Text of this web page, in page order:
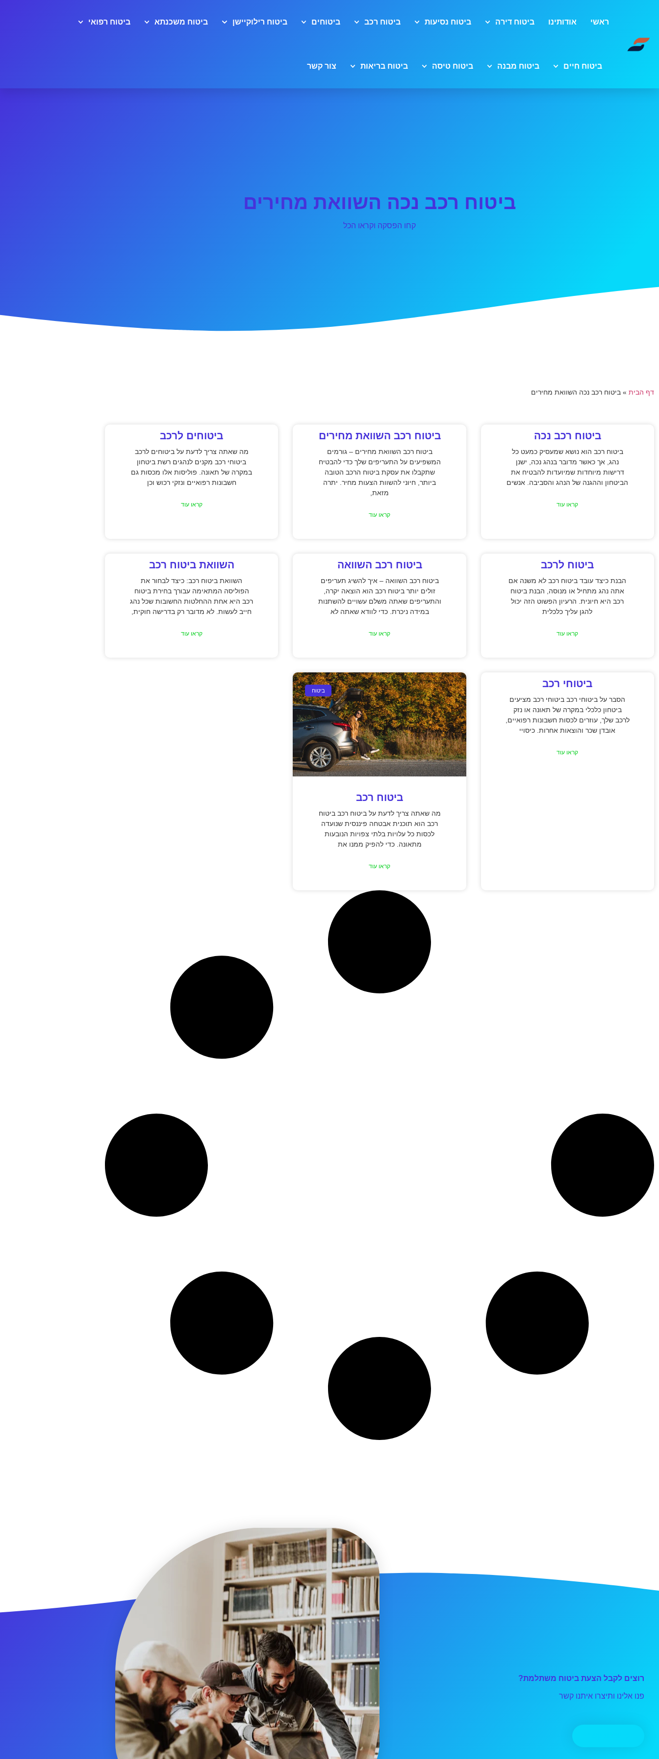
ראשי אודותינו ביטוח דירה ביטוח נסיעות ביטוח רכב ביטוחים ביטוח רילוקיישן ביטוח משכנתא ביטוח רפואי
ביטוח חיים ביטוח מבנה ביטוח טיסה ביטוח בריאות צור קשר
ביטוח רכב נכה השוואת מחירים
קחו הפסקה וקראו הכל
דף הבית » ביטוח רכב נכה השוואת מחירים
ביטוח רכב נכה
ביטוח רכב הוא נושא שמעסיק כמעט כל
נהג, אך כאשר מדובר בנהג נכה, ישנן
דרישות מיוחדות שמיועדות להבטיח את
הביטחון וההגנה של הנהג והסביבה. אנשים
קראו עוד
ביטוח רכב השוואת מחירים
ביטוח רכב השוואת מחירים – גורמים
המשפיעים על התעריפים שלך כדי להבטיח
שתקבלו את עסקת ביטוח הרכב הטובה
ביותר, חיוני להשוות הצעות מחיר. יתרה
מזאת,
קראו עוד
ביטוחים לרכב
מה שאתה צריך לדעת על ביטוחים לרכב
ביטוחי רכב מקנים לנהגים רשת ביטחון
במקרה של תאונה. פוליסות אלו מכסות גם
חשבונות רפואיים ונזקי רכוש וכן
קראו עוד
ביטוח לרכב
הבנת כיצד עובד ביטוח רכב לא משנה אם
אתה נהג מתחיל או מנוסה, הבנת ביטוח
רכב היא חיונית. הרעיון הפשוט הזה יכול
להגן עליך כלכלית
קראו עוד
ביטוח רכב השוואה
ביטוח רכב השוואה – איך להשיג תעריפים
זולים יותר ביטוח רכב הוא הוצאה יקרה,
והתעריפים שאתה משלם עשויים להשתנות
במידה ניכרת. כדי לוודא שאתה לא
קראו עוד
השוואת ביטוח רכב
השוואת ביטוח רכב: כיצד לבחור את
הפוליסה המתאימה עבורך בחירת ביטוח
רכב היא אחת ההחלטות החשובות שכל נהג
חייב לעשות. לא מדובר רק בדרישה חוקית,
קראו עוד
ביטוחי רכב
הסבר על ביטוחי רכב ביטוחי רכב מציעים
ביטחון כלכלי במקרה של תאונה או נזק
לרכב שלך, עוזרים לכסות חשבונות רפואיים,
אובדן שכר והוצאות אחרות. כיסויי
קראו עוד
ביטוח
ביטוח רכב
מה שאתה צריך לדעת על ביטוח רכב ביטוח
רכב הוא תוכנית אבטחה פיננסית שנועדה
לכסות כל עלויות בלתי צפויות הנובעות
מתאונה. כדי להפיק ממנו את
קראו עוד
רוצים לקבל הצעת ביטוח משתלמת?
פנו אלינו ותיצרו איתנו קשר